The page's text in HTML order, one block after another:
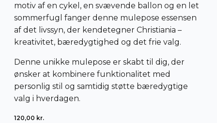
motiv af en cykel, en svævende ballon og en let
sommerfugl fanger denne mulepose essensen
af det livssyn, der kendetegner Christiania –
kreativitet, bæredygtighed og det frie valg.
Denne unikke mulepose er skabt til dig, der
ønsker at kombinere funktionalitet med
personlig stil og samtidig støtte bæredygtige
valg i hverdagen.
120,00 kr.